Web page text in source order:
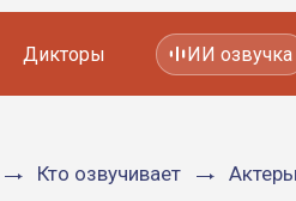
Мультфильмов
Дикторы ИИ озвучка
Кто озвучивает